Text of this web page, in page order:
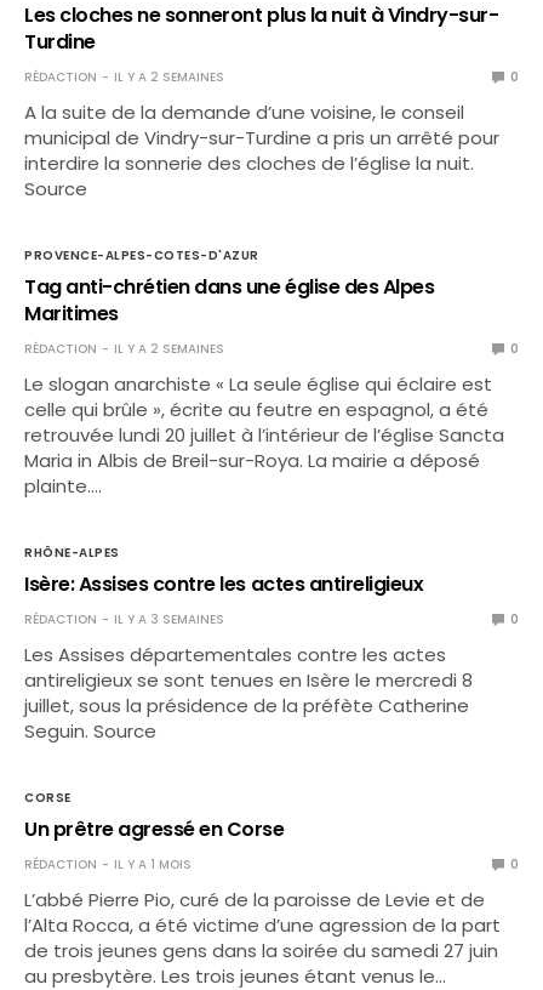
Les cloches ne sonneront plus la nuit à Vindry-sur-
Turdine
RÉDACTION IL Y A 2 SEMAINES 0
A la suite de la demande d’une voisine, le conseil
municipal de Vindry-sur-Turdine a pris un arrêté pour
interdire la sonnerie des cloches de l’église la nuit.
Source
PROVENCE-ALPES-COTES-D'AZUR
Tag anti-chrétien dans une église des Alpes
Maritimes
RÉDACTION IL Y A 2 SEMAINES 0
Le slogan anarchiste « La seule église qui éclaire est
celle qui brûle », écrite au feutre en espagnol, a été
retrouvée lundi 20 juillet à l’intérieur de l’église Sancta
Maria in Albis de Breil-sur-Roya. La mairie a déposé
plainte.…
RHÔNE-ALPES
Isère: Assises contre les actes antireligieux
RÉDACTION IL Y A 3 SEMAINES 0
Les Assises départementales contre les actes
antireligieux se sont tenues en Isère le mercredi 8
juillet, sous la présidence de la préfète Catherine
Seguin. Source
CORSE
Un prêtre agressé en Corse
RÉDACTION IL Y A 1 MOIS 0
L’abbé Pierre Pio, curé de la paroisse de Levie et de
l’Alta Rocca, a été victime d’une agression de la part
de trois jeunes gens dans la soirée du samedi 27 juin
au presbytère. Les trois jeunes étant venus le…